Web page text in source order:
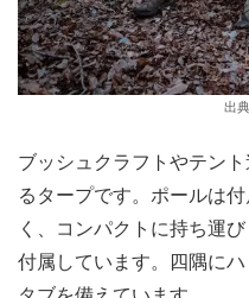
出
ブッシュクラフトやテン
るタープです。ポールは
く、コンパクトに持ち運
付属しています。四隅に